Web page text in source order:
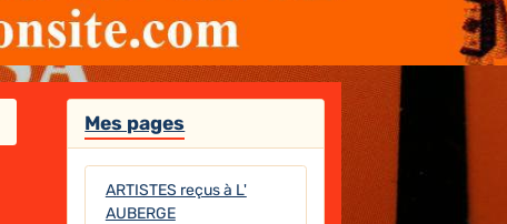
Mes pages
ARTISTES reçus à L'
AUBERGE